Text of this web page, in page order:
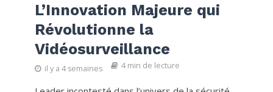
L’Innovation Majeure qui
Révolutionne la
Vidéosurveillance
il y a 4 semaines 4 min de lecture